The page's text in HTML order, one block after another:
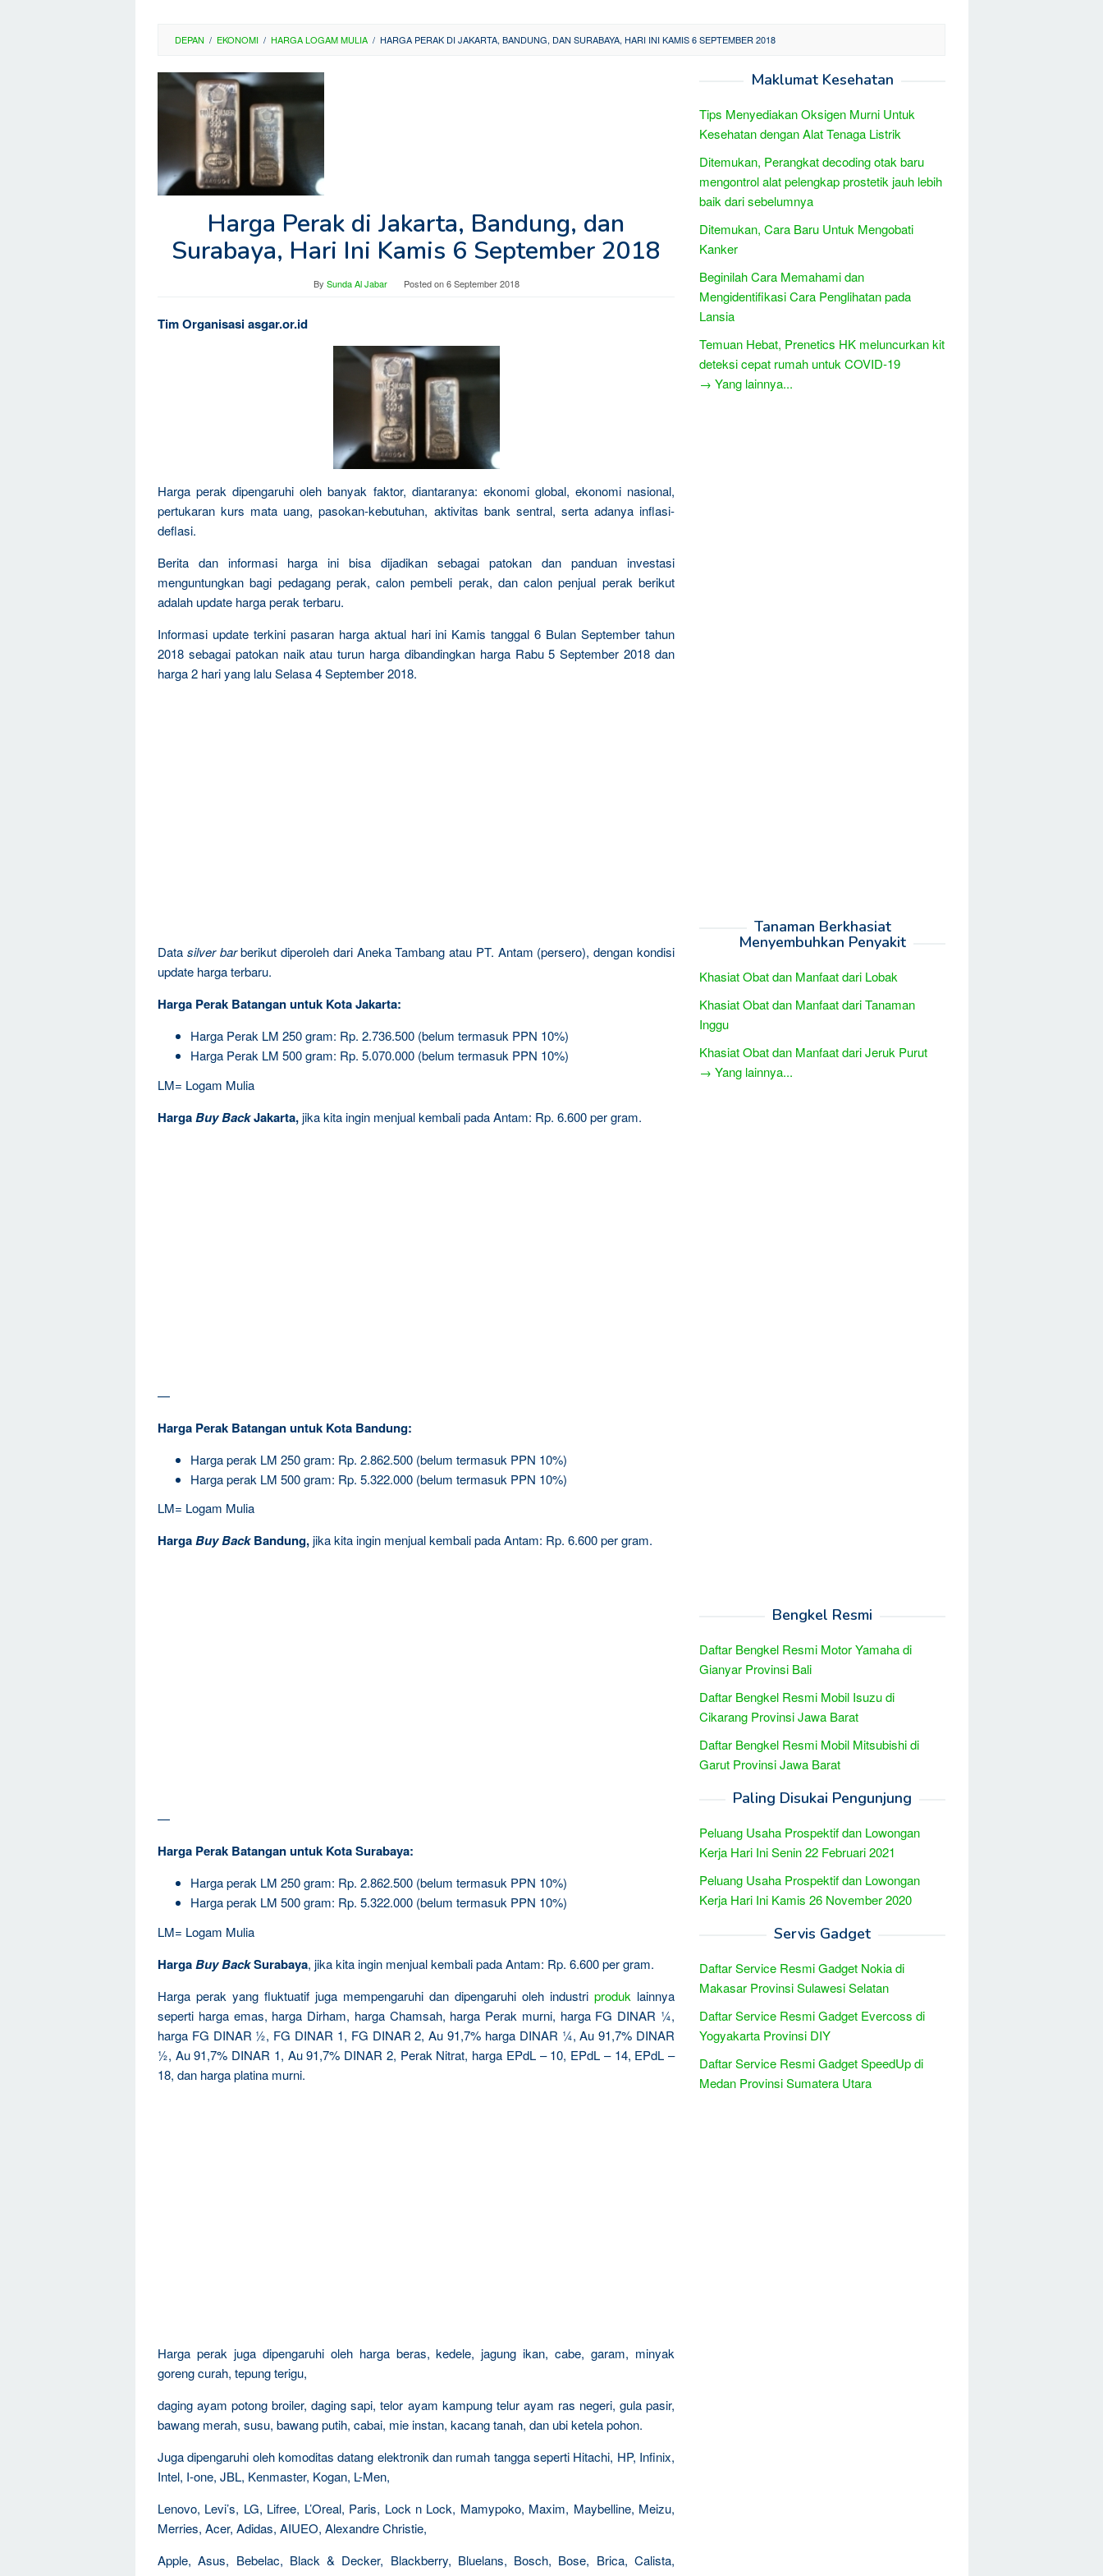
DEPAN / EKONOMI / HARGA LOGAM MULIA / HARGA PERAK DI JAKARTA, BANDUNG, DAN SURABAYA, HARI INI KAMIS 6 SEPTEMBER 2018
Harga Perak di Jakarta, Bandung, dan
Surabaya, Hari Ini Kamis 6 September 2018
By Sunda Al Jabar Posted on6 September 2018
Tim Organisasi asgar.or.id
Harga perak dipengaruhi oleh banyak faktor, diantaranya: ekonomi global, ekonomi nasional,
pertukaran kurs mata uang, pasokan-kebutuhan, aktivitas bank sentral, serta adanya inflasi-
deflasi.
Berita dan informasi harga ini bisa dijadikan sebagai patokan dan panduan investasi
menguntungkan bagi pedagang perak, calon pembeli perak, dan calon penjual perak berikut
adalah update harga perak terbaru.
Informasi update terkini pasaran harga aktual hari ini Kamis tanggal 6 Bulan September tahun
2018 sebagai patokan naik atau turun harga dibandingkan harga Rabu 5 September 2018 dan
harga 2 hari yang lalu Selasa 4 September 2018.
Data silver barberikut diperoleh dari Aneka Tambang atau PT. Antam (persero), dengan kondisi
update harga terbaru.
Harga Perak Batangan untuk Kota Jakarta:
Harga Perak LM 250 gram: Rp. 2.736.500 (belum termasuk PPN 10%)
Harga Perak LM 500 gram: Rp. 5.070.000 (belum termasuk PPN 10%)
LM= Logam Mulia
HargaBuy BackJakarta,jika kita ingin menjual kembali pada Antam: Rp. 6.600 per gram.
—
Harga Perak Batangan untuk Kota Bandung:
Harga perak LM 250 gram: Rp. 2.862.500 (belum termasuk PPN 10%)
Harga perak LM 500 gram: Rp. 5.322.000 (belum termasuk PPN 10%)
LM= Logam Mulia
HargaBuy BackBandung,jika kita ingin menjual kembali pada Antam: Rp. 6.600 per gram.
—
Harga Perak Batangan untuk Kota Surabaya:
Harga perak LM 250 gram: Rp. 2.862.500 (belum termasuk PPN 10%)
Harga perak LM 500 gram: Rp. 5.322.000 (belum termasuk PPN 10%)
LM= Logam Mulia
HargaBuy BackSurabaya, jika kita ingin menjual kembali pada Antam: Rp. 6.600 per gram.
Harga perak yang fluktuatif juga mempengaruhi dan dipengaruhi oleh industri produk lainnya
seperti harga emas, harga Dirham, harga Chamsah, harga Perak murni, harga FG DINAR ¼,
harga FG DINAR ½, FG DINAR 1, FG DINAR 2, Au 91,7% harga DINAR ¼, Au 91,7% DINAR
½, Au 91,7% DINAR 1, Au 91,7% DINAR 2, Perak Nitrat, harga EPdL – 10, EPdL – 14, EPdL –
18, dan harga platina murni.
Harga perak juga dipengaruhi oleh harga beras, kedele, jagung ikan, cabe, garam, minyak
goreng curah, tepung terigu,
daging ayam potong broiler, daging sapi, telor ayam kampung telur ayam ras negeri, gula pasir,
bawang merah, susu, bawang putih, cabai, mie instan, kacang tanah, dan ubi ketela pohon.
Juga dipengaruhi oleh komoditas datang elektronik dan rumah tangga seperti Hitachi, HP, Infinix,
Intel, I-one, JBL, Kenmaster, Kogan, L-Men,
Lenovo, Levi’s, LG, Lifree, L’Oreal, Paris, Lock n Lock, Mamypoko, Maxim, Maybelline, Meizu,
Merries, Acer, Adidas, AIUEO, Alexandre Christie,
Apple, Asus, Bebelac, Black & Decker, Blackberry, Bluelans, Bosch, Bose, Brica, Calista,
Maklumat Kesehatan
Tips Menyediakan Oksigen Murni Untuk
Kesehatan dengan Alat Tenaga Listrik
Ditemukan, Perangkat decoding otak baru
mengontrol alat pelengkap prostetik jauh lebih
baik dari sebelumnya
Ditemukan, Cara Baru Untuk Mengobati
Kanker
Beginilah Cara Memahami dan
Mengidentifikasi Cara Penglihatan pada
Lansia
Temuan Hebat, Prenetics HK meluncurkan kit
deteksi cepat rumah untuk COVID-19
→ Yang lainnya...
Tanaman Berkhasiat
Menyembuhkan Penyakit
Khasiat Obat dan Manfaat dari Lobak
Khasiat Obat dan Manfaat dari Tanaman
Inggu
Khasiat Obat dan Manfaat dari Jeruk Purut
→ Yang lainnya...
Bengkel Resmi
Daftar Bengkel Resmi Motor Yamaha di
Gianyar Provinsi Bali
Daftar Bengkel Resmi Mobil Isuzu di
Cikarang Provinsi Jawa Barat
Daftar Bengkel Resmi Mobil Mitsubishi di
Garut Provinsi Jawa Barat
Paling Disukai Pengunjung
Peluang Usaha Prospektif dan Lowongan
Kerja Hari Ini Senin 22 Februari 2021
Peluang Usaha Prospektif dan Lowongan
Kerja Hari Ini Kamis 26 November 2020
Servis Gadget
Daftar Service Resmi Gadget Nokia di
Makasar Provinsi Sulawesi Selatan
Daftar Service Resmi Gadget Evercoss di
Yogyakarta Provinsi DIY
Daftar Service Resmi Gadget SpeedUp di
Medan Provinsi Sumatera Utara